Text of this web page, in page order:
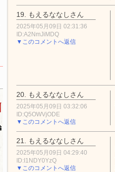
19. もえるななしさん
2025年05月09日 02:31:36
ID:A2NmJiMDQ
▼このコメントへ返信
20. もえるななしさん
2025年05月09日 03:32:06
ID:Q5OWVjODE
▼このコメントへ返信
21. もえるななしさん
2025年05月09日 04:29:40
ID:I1NDY0YzQ
▼このコメントへ返信